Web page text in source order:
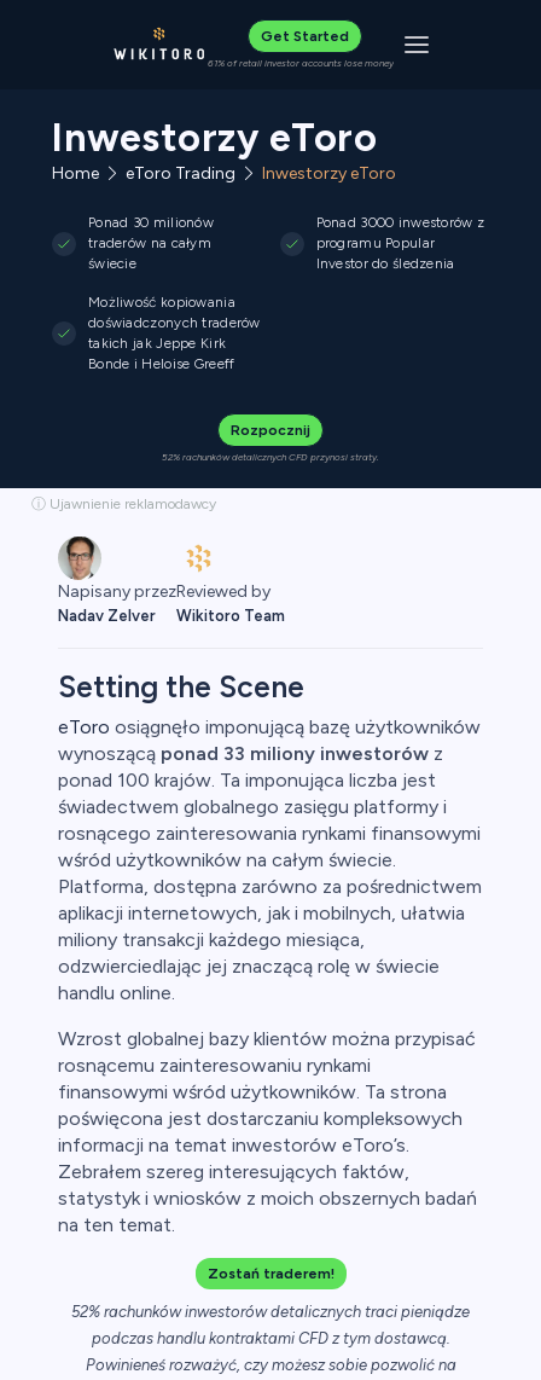
Get Started
61% of retail investor accounts lose money Toggle
Inwestorzy eToro
Home eToro Trading Inwestorzy eToro
Ponad 30 milionów
traderów na całym
świecie
Ponad 3000 inwestorów z
programu Popular
Investor do śledzenia
Możliwość kopiowania
doświadczonych traderów
takich jak Jeppe Kirk
Bonde i Heloise Greeff
Rozpocznij
52% rachunków detalicznych CFD przynosi straty.
ⓘ Ujawnienie reklamodawcy
Napisany przez
Nadav Zelver
Reviewed by
Wikitoro Team
Setting the Scene
eToro osiągnęło imponującą bazę użytkowników
wynoszącą ponad 33 miliony inwestorów z
ponad 100 krajów. Ta imponująca liczba jest
świadectwem globalnego zasięgu platformy i
rosnącego zainteresowania rynkami finansowymi
wśród użytkowników na całym świecie.
Platforma, dostępna zarówno za pośrednictwem
aplikacji internetowych, jak i mobilnych, ułatwia
miliony transakcji każdego miesiąca,
odzwierciedlając jej znaczącą rolę w świecie
handlu online.
Wzrost globalnej bazy klientów można przypisać
rosnącemu zainteresowaniu rynkami
finansowymi wśród użytkowników. Ta strona
poświęcona jest dostarczaniu kompleksowych
informacji na temat inwestorów eToro’s.
Zebrałem szereg interesujących faktów,
statystyk i wniosków z moich obszernych badań
na ten temat.
Zostań traderem!
52% rachunków inwestorów detalicznych traci pieniądze
podczas handlu kontraktami CFD z tym dostawcą.
Powinieneś rozważyć, czy możesz sobie pozwolić na